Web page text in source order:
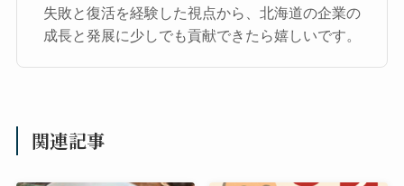
失敗と復活を経験した視点から、北海道の企業の
成長と発展に少しでも貢献できたら嬉しいです。
関連記事